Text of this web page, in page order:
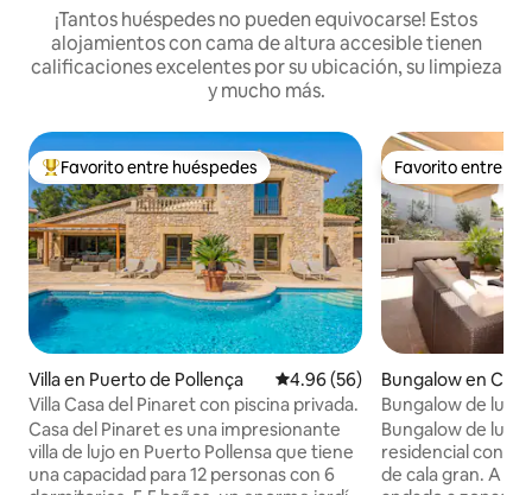
¡Tantos huéspedes no pueden equivocarse! Estos
alojamientos con cama de altura accesible tienen
calificaciones excelentes por su ubicación, su limpieza
y mucho más.
De los mejores en Favorito entre huéspedes
Favorito entre huéspedes
Villa en Puerto de Pollença Calificación promedio: 4.96 de
4.96 (56)
Villa Casa del Pinaret con piscina privada.
Casa del Pinaret es una impresionante
villa de lujo en Puerto Pollensa que tiene
una capacidad para 12 personas con 6
Favorito entre
Favorito entre
Bungalow en Cala
Bungalow de
Cala Gran
Bungalow de
residencial con
de cala gran. A